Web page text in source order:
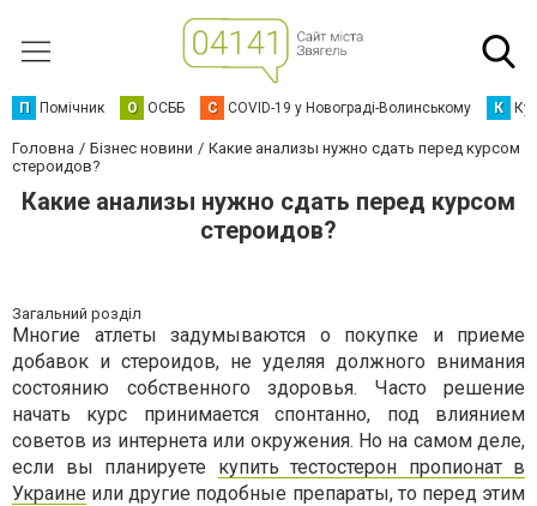
П Помічник О ОСББ C COVID-19 у Новограді-Волинському К
Головна Бізнес новини
Какие анализы нужно сдать перед курсом
стероидов?
Какие анализы нужно сдать перед курсом
стероидов?
Загальний розділ
Многие атлеты задумываются о покупке и приеме
добавок и стероидов, не уделяя должного внимания
состоянию собственного здоровья. Часто решение
начать курс принимается спонтанно, под влиянием
советов из интернета или окружения. Но на самом деле,
если вы планируете купить тестостерон пропионат в
Украине или другие подобные препараты, то перед этим